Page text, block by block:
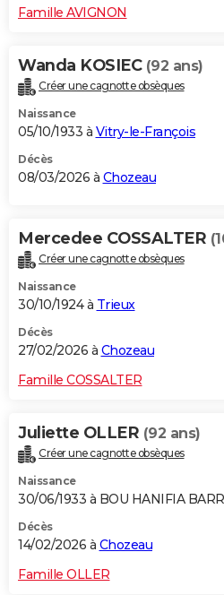
Famille AVIGNON
Wanda KOSIEC (92 ans)
Créer une cagnotte obsèques
Naissance
05/10/1933 à Vitry-le-François
Décès
08/03/2026 à Chozeau
Mercedee COSSALTER
Créer une cagnotte obsèques
Naissance
30/10/1924 à Trieux
Décès
27/02/2026 à Chozeau
Famille COSSALTER
Juliette OLLER (92 ans)
Créer une cagnotte obsèques
Naissance
30/06/1933 à BOU HANIFIA
Décès
14/02/2026 à Chozeau
Famille OLLER